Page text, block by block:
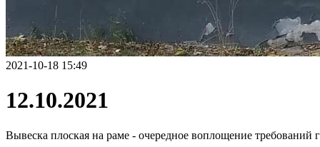
2021-10-18 15:49
12.10.2021
Вывеска плоская на раме - очередное воплощение